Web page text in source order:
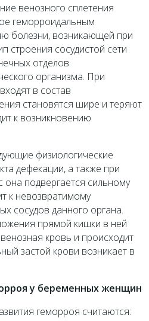
венозного сплетения
геморроидальным
болезни, возникающей при
строения сосудистой сети
отделов
организма. При
в состав
становятся шире и теряют
к возникновению
физиологические
дефекации, а также при
она подвергается сильному
к невозвратимому
сосудов данного органа.
прямой кишки в ней
кровь и происходит
застой крови возникает в
у беременных женщин
геморроя считаются: